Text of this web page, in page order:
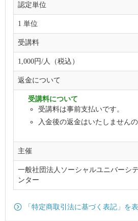
認定単位
1 単位
受講料
1,000円/人（税込）
返金について
受講料について
受講料は事前支払いです。
入金後の返金はいたしません
主催
一般社団法人ソーシャルユニバーシ
ンター
「特定商取引法に基づく表記」を